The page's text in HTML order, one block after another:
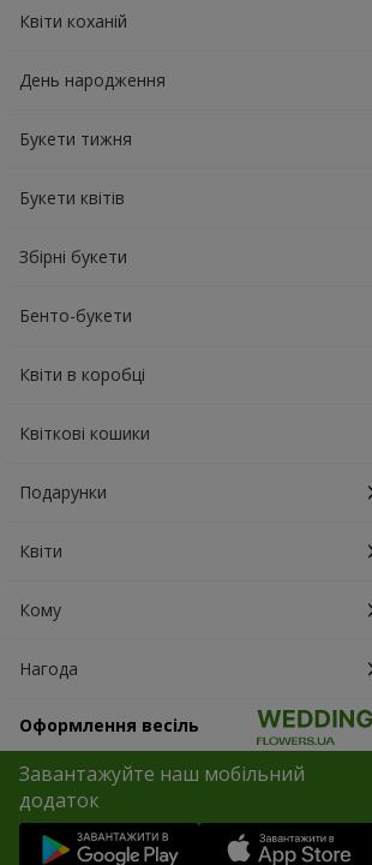
Квіти коханій
День народження
Букети тижня
Букети квітів
Збірні букети
Бенто-букети
Квіти в коробці
Квіткові кошики
Подарунки
Квіти
Кому
Нагода
Оформлення весіль
Завантажуйте наш мобільний
додаток